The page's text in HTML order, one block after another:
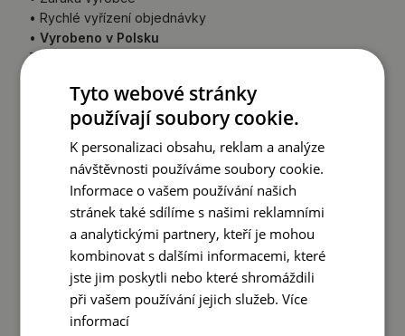
• Rychlé vyřízení objednávky
• Vyrobeno v Polsku
Zadní strana zrcadla (ochranná fólie) se může barevně
produktu a nepředstavuje důvod k reklamaci.
Tyto webové stránky
používají soubory cookie.
K personalizaci obsahu, reklam a analýze
návštěvnosti používáme soubory cookie.
Informace o vašem používání našich
stránek také sdílíme s našimi reklamními
a analytickými partnery, kteří je mohou
kombinovat s dalšími informacemi, které
jste jim poskytli nebo které shromáždili
při vašem používání jejich služeb.Více
informací